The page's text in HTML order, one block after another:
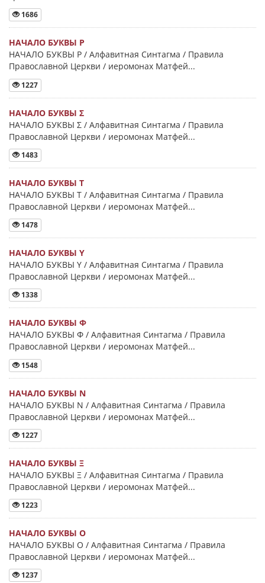
1686
НАЧАЛО БУКВЫ Ρ
НАЧАЛО БУКВЫ Ρ / Алфавитная Синтагма / Правила
Православной Церкви / иеромонах Матфей...
1227
НАЧАЛО БУКВЫ Σ
НАЧАЛО БУКВЫ Σ / Алфавитная Синтагма / Правила
Православной Церкви / иеромонах Матфей...
1483
НАЧАЛО БУКВЫ Τ
НАЧАЛО БУКВЫ Τ / Алфавитная Синтагма / Правила
Православной Церкви / иеромонах Матфей...
1478
НАЧАЛО БУКВЫ Y
НАЧАЛО БУКВЫ Y / Алфавитная Синтагма / Правила
Православной Церкви / иеромонах Матфей...
1338
НАЧАЛО БУКВЫ Φ
НАЧАЛО БУКВЫ Φ / Алфавитная Синтагма / Правила
Православной Церкви / иеромонах Матфей...
1548
НАЧАЛО БУКВЫ Ν
НАЧАЛО БУКВЫ Ν / Алфавитная Синтагма / Правила
Православной Церкви / иеромонах Матфей...
1227
НАЧАЛО БУКВЫ Ξ
НАЧАЛО БУКВЫ Ξ / Алфавитная Синтагма / Правила
Православной Церкви / иеромонах Матфей...
1223
НАЧАЛО БУКВЫ Ο
НАЧАЛО БУКВЫ Ο / Алфавитная Синтагма / Правила
Православной Церкви / иеромонах Матфей...
1237